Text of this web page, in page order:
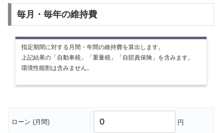
毎月・毎年の維持費
指定期間に対する月間・年間の維持費を算出します。
上記結果の「自動車税」「重量税」「自賠責保険」を含みます。
環境性能割は含みません。
ローン (月間) 円